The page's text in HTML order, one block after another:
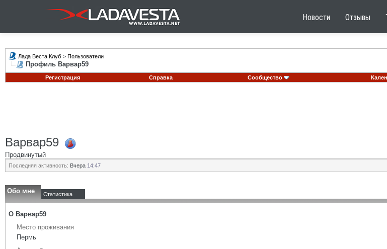
Новости Отзывы
Лада Веста Клуб > Пользователи
Профиль Варвар59
Регистрация
Справка Сообщество
Варвар59
Продвинутый
Последняя активность: Вчера 14:47
Обо мне Статистика
О Варвар59
Место проживания
Пермь